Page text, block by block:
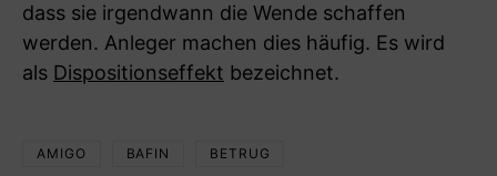
dass sie irgendwann die Wende schaffen
werden. Anleger machen dies häufig. Es wird
als Dispositionseffekt bezeichnet.
AMIGO BAFIN BETRUG